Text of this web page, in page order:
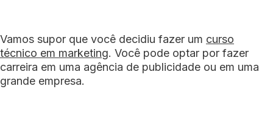
Vamos supor que você decidiu fazer um curso
técnico em marketing. Você pode optar por fazer
carreira em uma agência de publicidade ou em uma
grande empresa.